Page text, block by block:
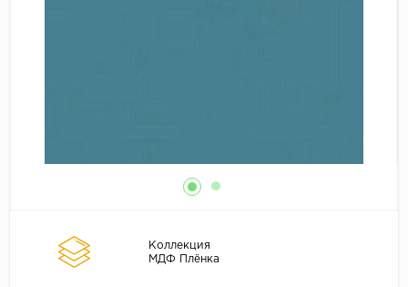
Коллекция
МДФ Плёнка